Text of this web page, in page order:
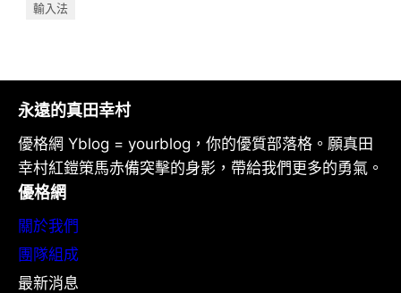
輸入法
永遠的真田幸村
優格網 Yblog = yourblog，你的優質部落格。願真田
幸村紅鎧策馬赤備突擊的身影，帶給我們更多的勇氣。
優格網
關於我們
團隊組成
最新消息